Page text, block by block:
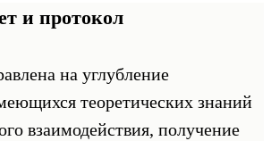
и протокол
на углубление
теоретических знаний
взаимодействия, получение